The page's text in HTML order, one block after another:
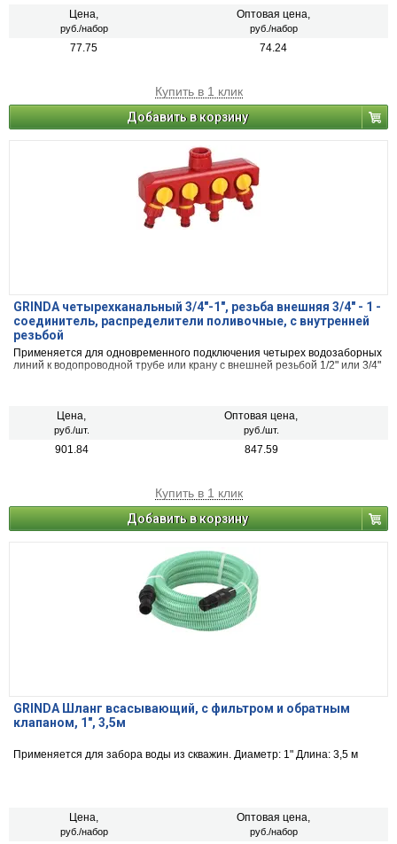
Цена,
руб./набор
Оптовая цена,
руб./набор
77.75 74.24
Купить в 1 клик
Добавить в корзину
GRINDA четырехканальный 3/4"-1", резьба внешняя 3/4" - 1 -
соединитель, распределители поливочные, с внутренней
резьбой
Применяется для одновременного подключения четырех водозаборных
линий к водопроводной трубе или крану с внешней резьбой 1/2" или 3/4"
Цена,
руб./шт.
Оптовая цена,
руб./шт.
901.84 847.59
Купить в 1 клик
Добавить в корзину
GRINDA Шланг всасывающий, с фильтром и обратным
клапаном, 1", 3,5м
Применяется для забора воды из скважин. Диаметр: 1" Длина: 3,5 м
Цена,
руб./набор
Оптовая цена,
руб./набор